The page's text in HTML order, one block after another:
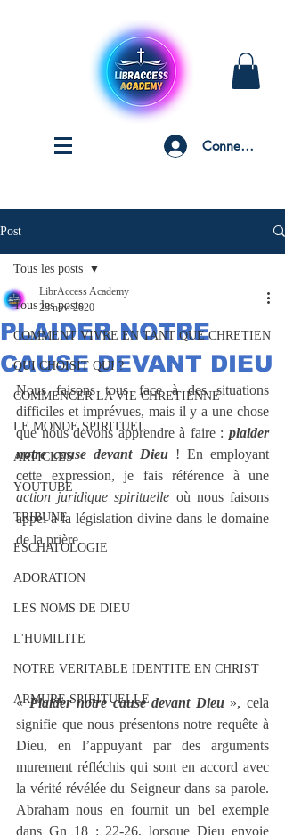
Connexion
Post
Tous les posts
COMMENT VIVRE EN TANT QUE CHRETIEN
QUI CHOISIT QUI ?
COMMENCER LA VIE CHRETIENNE
LE MONDE SPIRITUEL
ARTICLES
YOUTUBE
TRIBUNE
ESCHATOLOGIE
ADORATION
LES NOMS DE DIEU
L'HUMILITE
NOTRE VERITABLE IDENTITE EN CHRIST
ARMURE SPIRITUELLE
Tous les posts
PLAIDER NOTRE
CAUSE DEVANT DIEU
LibrAccess Academy
23 nov. 2020
Nous faisons tous face à des situations
difficiles et imprévues, mais il y a une chose
que nous devons apprendre à faire : plaider
notre cause devant Dieu ! En employant
action juridique spirituelle où nous faisons
appel à la législation divine dans le domaine
de la prière.
« Plaider notre cause devant Dieu », cela
signifie que nous présentons notre requête à
Dieu, en l’appuyant par des arguments
murement réfléchis qui sont en accord avec
la vérité révélée du Seigneur dans sa parole.
Abraham nous en fournit un bel exemple
dans Gn 18 : 22-26, lorsque Dieu envoie